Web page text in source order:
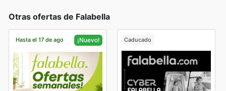
Otras ofertas de Falabella
Hasta el 17 de ago ¡Nuevo! Caducado